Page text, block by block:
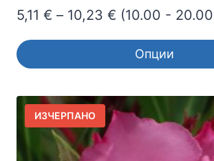
5,11 € – 10,23 € Price
range:
5,11 €
10,23 €
(10.00 -
Опции
product
has
multiple
variants.
ИЗЧЕРПАНО